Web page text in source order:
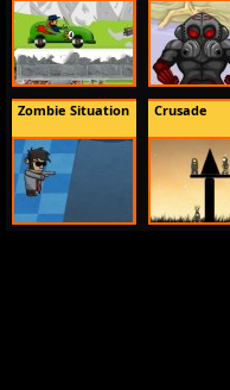
Zombie Situation Crusade